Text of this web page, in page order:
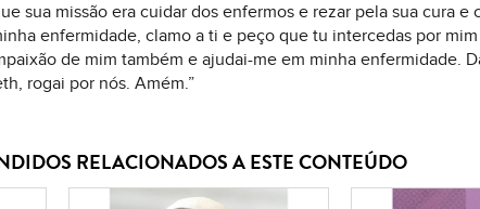
sua missão era cuidar dos enfermos e rezar pela sua cura e
enfermidade, clamo a ti e peço que tu intercedas por
de mim também e ajudai-me em minha enfermidade.
rogai por nós. Amém.”
RELACIONADOS A ESTE CONTEÚDO